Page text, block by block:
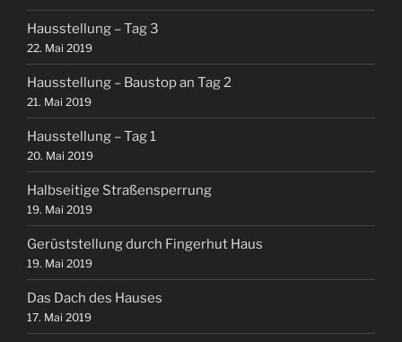
Hausstellung – Tag 3
22. Mai 2019
Hausstellung – Baustop an Tag 2
21. Mai 2019
Hausstellung – Tag 1
20. Mai 2019
Halbseitige Straßensperrung
19. Mai 2019
Gerüststellung durch Fingerhut Haus
19. Mai 2019
Das Dach des Hauses
17. Mai 2019